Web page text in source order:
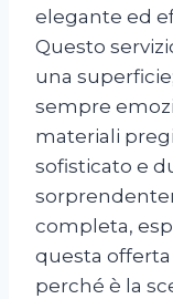
elegante ed
Questo
una
sempre
materiali
sofisticato e
completa,
questa
perché è la